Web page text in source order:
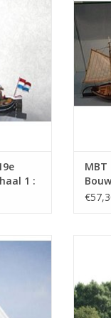
1 :
MBT
-